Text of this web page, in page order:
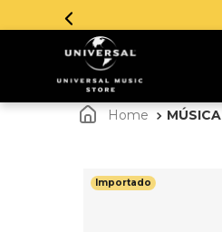
MÚSICA
Importado